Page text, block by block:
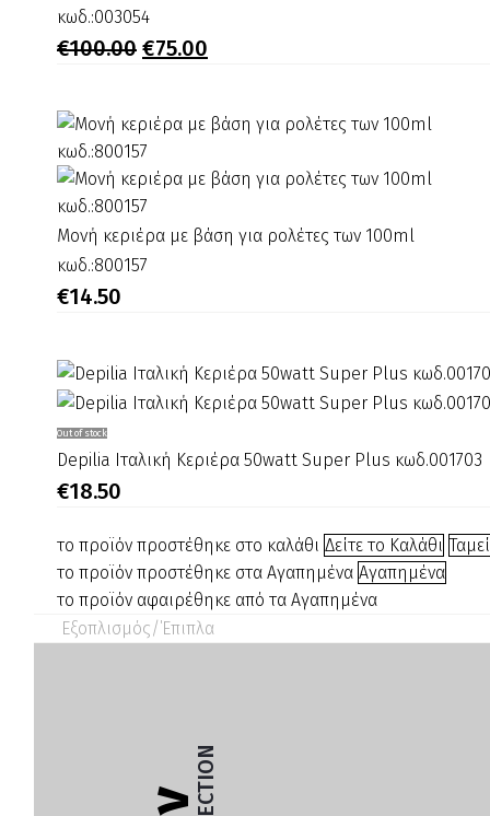
Φορητό
Βαπέρ
κωδ.:003054
κωδ.:003054
€100.00 Original
€100.00.
€75.00
είναι:
€75.00.
Μονή
κεριέρα
με
ρολέτες
των
100ml
κωδ.:800157
Μονή κεριέρα με βάση για ρολέτες των 100ml
κωδ.:800157
€14.50
Depilia
Ιταλική
Κεριέρα
Super
Plus
κωδ.001703
Out of stock
Depilia Ιταλική Κεριέρα 50watt Super Plus κωδ.001703
€18.50
το προϊόν προστέθηκε στο καλάθι Δείτε το Καλάθι
το προϊόν προστέθηκε στα Αγαπημένα Αγαπημένα
το προϊόν αφαιρέθηκε από τα Αγαπημένα
Εξοπλισμός/΄Επιπλα